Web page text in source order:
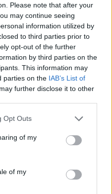
Please note that after your
may continue seeing
information utilized by
to third parties prior to
opt-out of the further
by third parties on the
This information may
parties on the IAB’s List of
further disclose it to other
uses one or more Google
behaviour. You may click to
and its third-party tags to
purposes in below Google
Opt Outs
of my
of my